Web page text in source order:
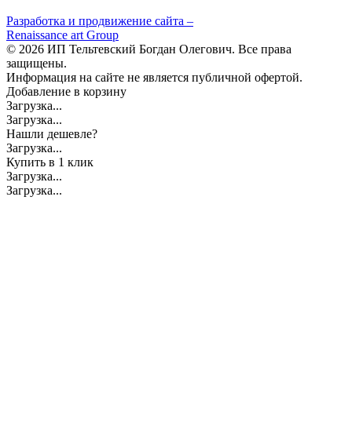
Разработка и продвижение сайта –
Renaissance art Group
© 2026 ИП Тельтевский Богдан Олегович. Все права
защищены.
Информация на сайте не является публичной офертой.
Добавление в корзину
Загрузка...
Загрузка...
Нашли дешевле?
Загрузка...
Купить в 1 клик
Загрузка...
Загрузка...